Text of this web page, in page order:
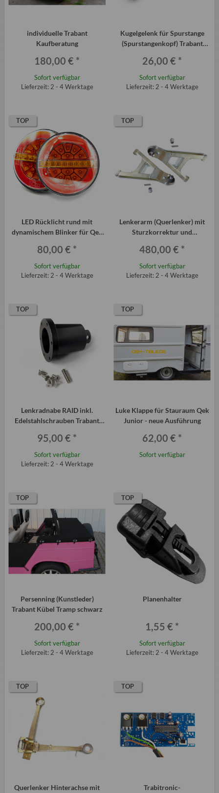
individuelle Trabant
Kaufberatung
180,00 € *
Sofort verfügbar
Lieferzeit: 2 - 4 Werktage
Kugelgelenk für Spurstange
(Spurstangenkopf) Trabant
26,00 € *
Sofort verfügbar
Lieferzeit: 2 - 4 Werktage
TOP
LED Rücklicht rund mit
dynamischem Blinker für Qek
80,00 € *
Sofort verfügbar
Lieferzeit: 2 - 4 Werktage
TOP
Lenkerarm (Querlenker) mit
Sturzkorrektur und
(Paar)
480,00 € *
Sofort verfügbar
Lieferzeit: 2 - 4 Werktage
TOP
Lenkradnabe RAID inkl.
Edelstahlschrauben Trabant
95,00 € *
Sofort verfügbar
Lieferzeit: 2 - 4 Werktage
TOP
Luke Klappe für Stauraum Qek
Junior - neue Ausführung
62,00 € *
Sofort verfügbar
TOP
Persenning (Kunstleder)
Trabant Kübel Tramp schwarz
200,00 € *
Sofort verfügbar
Lieferzeit: 2 - 4 Werktage
TOP
Planenhalter
1,55 € *
Sofort verfügbar
Lieferzeit: 2 - 4 Werktage
TOP
Querlenker Hinterachse mit
TOP
Trabitronic-